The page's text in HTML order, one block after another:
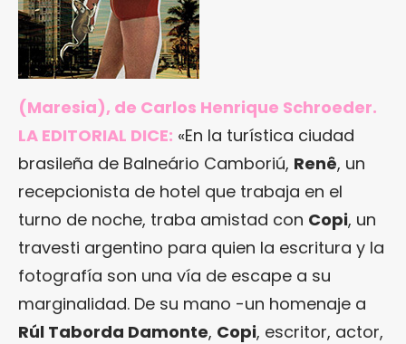
(Maresia), de Carlos Henrique Schroeder.
LA EDITORIAL DICE: «En la turística ciudad
brasileña de Balneário Camboriú, Renê, un
recepcionista de hotel que trabaja en el
turno de noche, traba amistad con Copi, un
travesti argentino para quien la escritura y la
fotografía son una vía de escape a su
marginalidad. De su mano -un homenaje a
Rúl Taborda Damonte, Copi, escritor, actor,